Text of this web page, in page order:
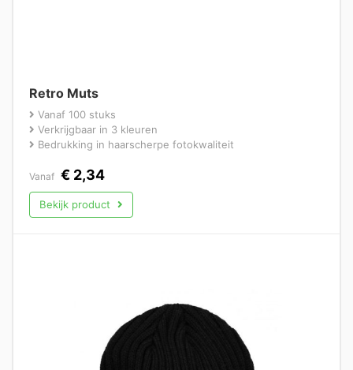
Retro Muts
Vanaf 100 stuks
Verkrijgbaar in 3 kleuren
Bedrukking in haarscherpe fotokwaliteit
Vanaf € 2,34
Bekijk product